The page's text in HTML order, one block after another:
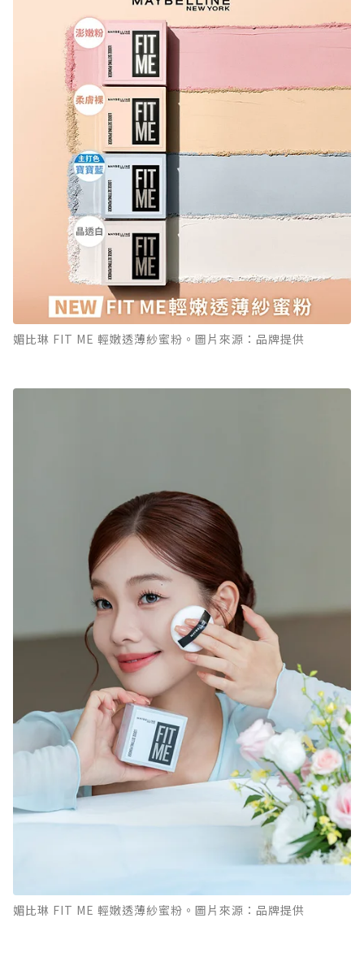
媚比琳 FIT ME 輕嫩透薄紗蜜粉。圖片來源：品牌提供
媚比琳 FIT ME 輕嫩透薄紗蜜粉。圖片來源：品牌提供